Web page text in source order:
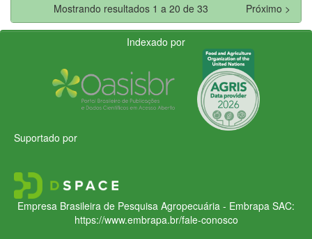
Mostrando resultados 1 a 20 de 33 Próximo >
Indexado por
Suportado por
Empresa Brasileira de Pesquisa Agropecuária - Embrapa SAC:
https://www.embrapa.br/fale-conosco